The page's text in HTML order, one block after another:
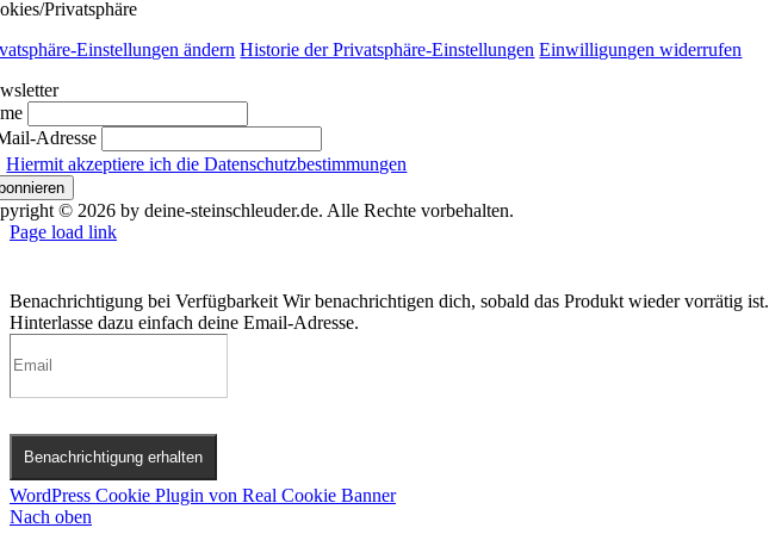
Privatsphäre
Einstellungen ändern Historie der Privatsphäre-Einstellungen Einwilligungen widerrufen
Adresse
Hiermit akzeptiere ich die Datenschutzbestimmungen
© 2026 by deine-steinschleuder.de. Alle Rechte vorbehalten.
Page load link
Benachrichtigung bei Verfügbarkeit Wir benachrichtigen dich, sobald das Produkt wieder vorrätig ist.
Hinterlasse dazu einfach deine Email-Adresse.
Benachrichtigung erhalten
WordPress Cookie Plugin von Real Cookie Banner
Nach oben